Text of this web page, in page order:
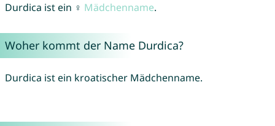
Durdica ist ein ♀ Mädchenname.
Woher kommt der Name Durdica?
Durdica ist ein kroatischer Mädchenname.